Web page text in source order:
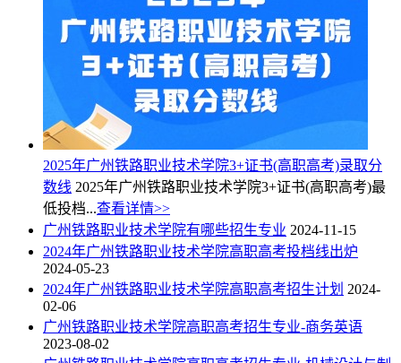
2025年广州铁路职业技术学院3+证书(高职高考)录取分
数线 2025年广州铁路职业技术学院3+证书(高职高考)最
低投档...查看详情>>
广州铁路职业技术学院有哪些招生专业 2024-11-15
2024年广州铁路职业技术学院高职高考投档线出炉
2024-05-23
2024年广州铁路职业技术学院高职高考招生计划 2024-
02-06
广州铁路职业技术学院高职高考招生专业-商务英语
2023-08-02